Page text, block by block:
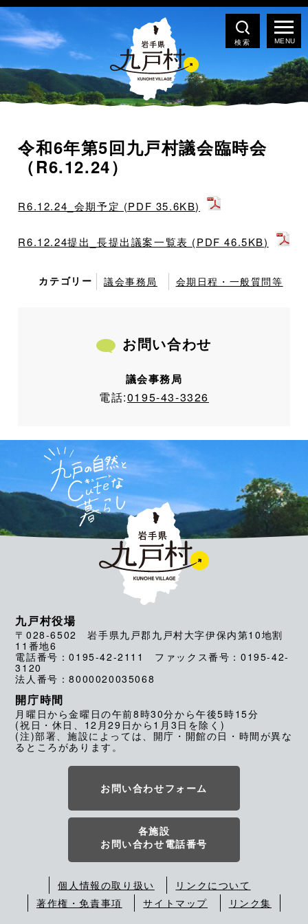
検索
令和6年第5回九戸村議会臨時会
（R6.12.24）
R6.12.24_会期予定 (PDF 35.6KB)
R6.12.24提出_長提出議案一覧表 (PDF 46.5KB)
カテゴリー 議会事務局 会期日程・一般質問等
お問い合わせ
議会事務局
電話:0195-43-3326
九戸村役場
〒028-6502 岩手県九戸郡九戸村大字伊保内第10地割
11番地6
電話番号：0195-42-2111 ファックス番号：0195-42-
3120
法人番号：8000020035068
開庁時間
月曜日から金曜日の午前8時30分から午後5時15分
(祝日・休日、12月29日から1月3日を除く)
(注)部署、施設によっては、開庁・開館の日・時間が異な
るところがあります。
お問い合わせフォーム
各施設
お問い合わせ電話番号
個人情報の取り扱い
リンクについて
著作権・免責事項
サイトマップ リンク集